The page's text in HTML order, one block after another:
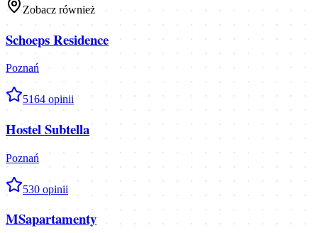
Zobacz również
Schoeps Residence
Poznań
5164 opinii
Hostel Subtella
Poznań
530 opinii
MSapartamenty